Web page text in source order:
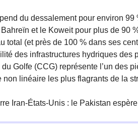
du dessalement pour environ
et le Koweit pour plus de 90
total (et près de 100 % dans ses
des infrastructures hydriques des
Golfe (CCG) représente l’un des
non linéaire les plus flagrants de la
Iran-États-Unis : le Pakistan